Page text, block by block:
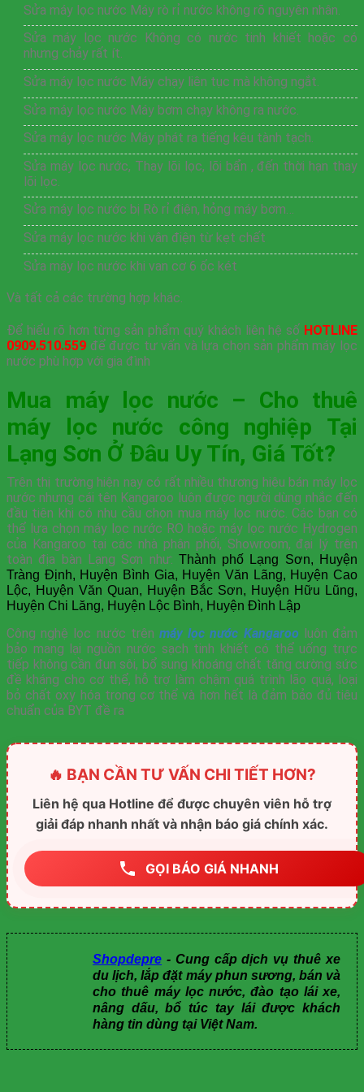
Sửa máy lọc nước Máy rò rỉ nước không rõ nguyên nhân.
Sửa máy lọc nước Không có nước tinh khiết hoặc có
nhưng chảy rất ít.
Sửa máy lọc nước Máy chạy liên tục mà không ngắt.
Sửa máy lọc nước Máy bơm chạy không ra nước.
Sửa máy lọc nước Máy phát ra tiếng kêu tành tạch.
Sửa máy lọc nước, Thay lõi lọc, lõi bẩn , đến thời hạn thay
lõi lọc.
Sửa máy lọc nước bị Rò rỉ điện, hỏng máy bơm…
Sửa máy lọc nước khi vân điện từ kẹt chết
Sửa máy lọc nước khi van cơ 6 ốc két
Và tất cả các trường hợp khác.
Để hiểu rõ hơn từng sản phẩm quý khách liên hệ số HOTLINE
0909.510.559 để được tư vấn và lựa chọn sản phẩm máy lọc
nước phù hợp với gia đình
Mua máy lọc nước – Cho thuê
máy lọc nước công nghiệp Tại
Lạng Sơn Ở Đâu Uy Tín, Giá Tốt?
Trên thị trường hiện nay có rất nhiều thương hiệu bán máy lọc
nước nhưng cái tên Kangaroo luôn được người dùng nhắc đến
đầu tiên khi có nhu cầu chọn mua máy lọc nước. Các bạn có
thể lựa chọn máy lọc nước RO hoặc máy lọc nước Hydrogen
của Kangaroo tại các nhà phân phối, Showroom, đại lý trên
toàn địa bàn Lạng Sơn như: Thành phố Lạng Sơn, Huyện
Tràng Định, Huyện Bình Gia, Huyện Văn Lãng, Huyện Cao
Lộc, Huyện Văn Quan, Huyện Bắc Sơn, Huyện Hữu Lũng,
Huyện Chi Lăng, Huyện Lộc Bình, Huyện Đình Lập
Công nghệ lọc nước trên máy lọc nước Kangaroo luôn đảm
bảo mang lại nguồn nước sạch tinh khiết có thể uống trực
tiếp không cần đun sôi, bổ sung khoáng chất tăng cường sức
đề kháng cho cơ thể, hỗ trợ làm chậm quá trình lão quá, loại
bỏ chất oxy hóa trong cơ thể và hơn hết là đảm bảo đủ tiêu
chuẩn của BYT đề ra
🔥 BẠN CẦN TƯ VẤN CHI TIẾT HƠN?
Liên hệ qua Hotline để được chuyên viên hỗ trợ
giải đáp nhanh nhất và nhận báo giá chính xác.
GỌI BÁO GIÁ NHANH
Shopdepre - Cung cấp dịch vụ thuê xe
du lịch, lắp đặt máy phun sương, bán và
cho thuê máy lọc nước, đào tạo lái xe,
nâng dấu, bổ túc tay lái được khách
hàng tin dùng tại Việt Nam.